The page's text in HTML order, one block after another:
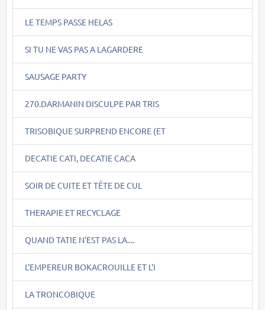
LE TEMPS PASSE HELAS
SI TU NE VAS PAS A LAGARDERE
SAUSAGE PARTY
270.DARMANIN DISCULPE PAR TRIS
TRISOBIQUE SURPREND ENCORE (ET
DECATIE CATI, DECATIE CACA
SOIR DE CUITE ET TÊTE DE CUL
THERAPIE ET RECYCLAGE
QUAND TATIE N'EST PAS LA....
L'EMPEREUR BOKACROUILLE ET L'I
LA TRONCOBIQUE